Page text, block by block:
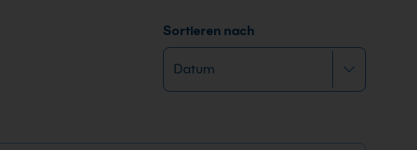
Sortieren nach